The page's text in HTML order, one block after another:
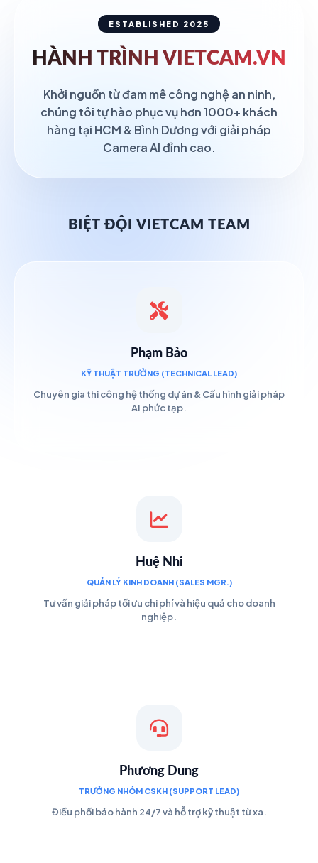
ESTABLISHED 2025
HÀNH TRÌNH VIETCAM.VN
Khởi nguồn từ đam mê công nghệ an ninh,
chúng tôi tự hào phục vụ hơn 1000+ khách
hàng tại HCM & Bình Dương với giải pháp
Camera AI đỉnh cao.
BIỆT ĐỘI VIETCAM TEAM
Phạm Bảo
KỸ THUẬT TRƯỞNG (TECHNICAL LEAD)
Chuyên gia thi công hệ thống dự án & Cấu hình giải pháp
AI phức tạp.
Huệ Nhi
QUẢN LÝ KINH DOANH (SALES MGR.)
Tư vấn giải pháp tối ưu chi phí và hiệu quả cho doanh
nghiệp.
Phương Dung
TRƯỞNG NHÓM CSKH (SUPPORT LEAD)
Điều phối bảo hành 24/7 và hỗ trợ kỹ thuật từ xa.